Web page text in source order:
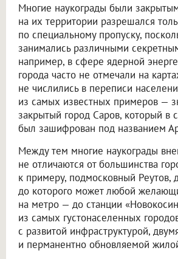
Многие наукограды были
на их территории разрешался
по специальному пропуску,
занимались различными
например, в сфере ядерной
города часто не отмечали на
не числились в переписи
из самых известных примеров —
закрытый город Саров, который в
был зашифрован под названием
Между тем многие наукограды
не отличаются от большинства
к примеру, подмосковный Реутов,
до которого может любой
на метро — до станции
из самых густонаселенных
с развитой инфраструктурой,
и перманентно обновляемой